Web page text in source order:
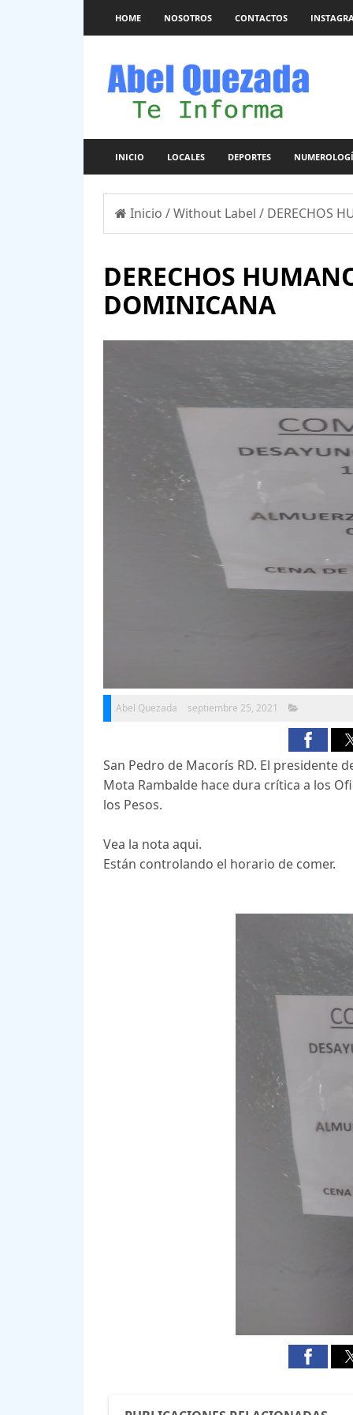
HOME NOSOTROS CONTACTOS
INICIO LOCALES DEPORTES
Inicio /Without Label / DERECHOS
DERECHOS
DOMINICANA
Abel Quezada septiembre 25, 2021
San Pedro de Macorís RD. El presidente
Mota Rambalde hace dura crítica a los
los Pesos.
Vea la nota aqui.
Están controlando el horario de comer.